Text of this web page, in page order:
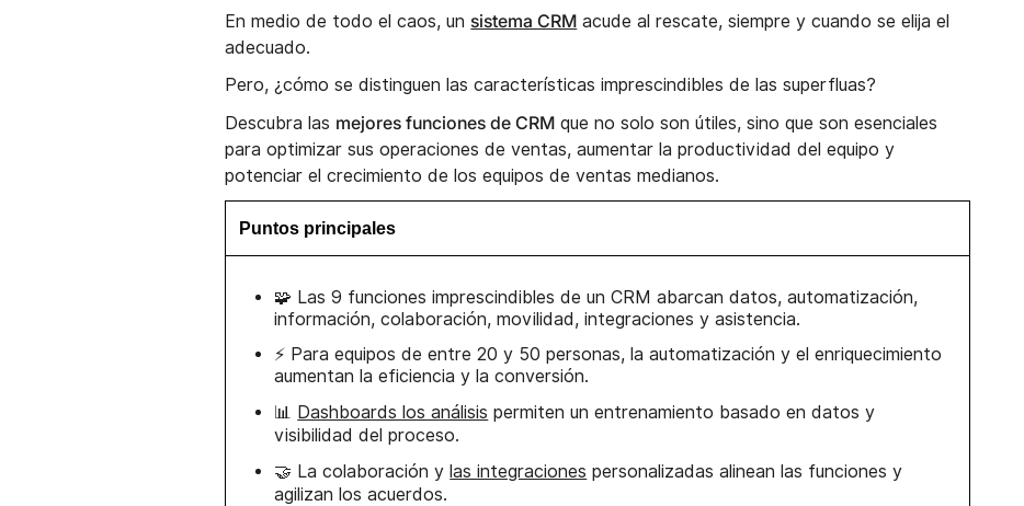
En medio de todo el caos, un sistema CRM acude al rescate, siempre y cuando se elija el
adecuado.
Pero, ¿cómo se distinguen las características imprescindibles de las superfluas?
Descubra las mejores funciones de CRM que no solo son útiles, sino que son esenciales
para optimizar sus operaciones de ventas, aumentar la productividad del equipo y
potenciar el crecimiento de los equipos de ventas medianos.
Puntos principales
🧩 Las 9 funciones imprescindibles de un CRM abarcan datos, automatización,
información, colaboración, movilidad, integraciones y asistencia.
⚡ Para equipos de entre 20 y 50 personas, la automatización y el enriquecimiento
aumentan la eficiencia y la conversión.
📊 Dashboards los análisis permiten un entrenamiento basado en datos y
visibilidad del proceso.
🤝 La colaboración ylas integraciones personalizadas alinean las funciones y
agilizan los acuerdos.